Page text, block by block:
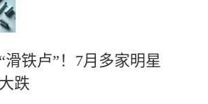
滑铁卢”！7月多家明星
跌